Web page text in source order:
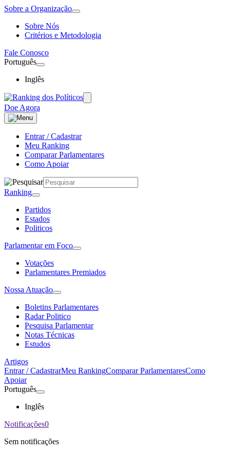
Sobre a Organização
Sobre Nós
Critérios e Metodologia
Fale Conosco
Português
Inglês
Doe Agora
Entrar / Cadastrar
Meu Ranking
Comparar Parlamentares
Como Apoiar
Ranking
Partidos
Estados
Politicos
Parlamentar em Foco
Votações
Parlamentares Premiados
Nossa Atuação
Boletins Parlamentares
Radar Politico
Pesquisa Parlamentar
Notas Técnicas
Estudos
Artigos
Entrar / CadastrarMeu RankingComparar ParlamentaresComo
Apoiar
Português
Inglês
Notificações0
Sem notificações